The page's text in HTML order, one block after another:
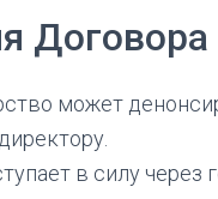
Договора
может
в силу